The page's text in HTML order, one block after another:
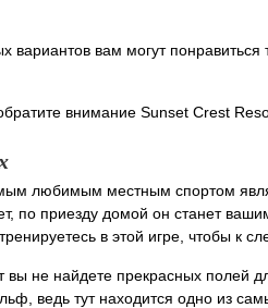
вариантов вам могут
внимание Sunset Crest
любимым местным спортом
по приезду домой он станет
в этой игре, чтобы
вы не найдете прекрасных
ведь тут находится одно из